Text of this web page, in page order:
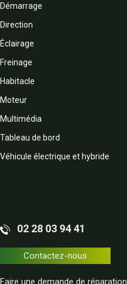
Démarrage
Direction
Éclairage
Freinage
Habitacle
Moteur
Multimédia
Tableau de bord
Véhicule électrique et hybride
02 28 03 94 41
Contactez-nous
Faire une demande de réparation